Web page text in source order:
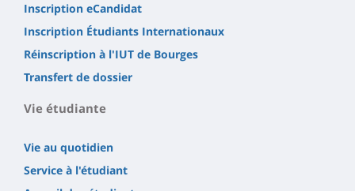
Inscription eCandidat
Inscription Étudiants Internationaux
Réinscription à l'IUT de Bourges
Transfert de dossier
Vie étudiante
Vie au quotidien
Service à l'étudiant